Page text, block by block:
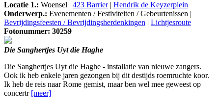
Locatie 1.: Woensel | 423 Barrier| Hendrik de Keyzerplein
Onderwerp.: Evenementen / Festiviteiten / Gebeurtenissen |
Bevrijdingsfeesten / Bevrijdingsherdenkingen | Lichtjesroute
Fotonummer: 30259
Die Sanghertjes Uyt die Haghe
Die Sanghertjes Uyt die Haghe - installatie van nieuwe zangers.
Ook ik heb enkele jaren gezongen bij dit destijds roemruchte koor.
Ik heb de reis naar Rome gemist, maar ben wel mee geweest op
concertr [meer]